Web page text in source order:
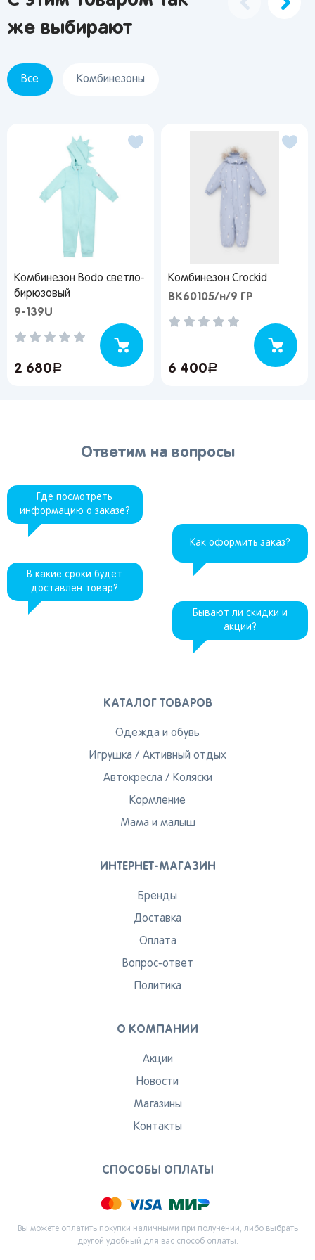
же выбирают
Все Комбинезоны
Комбинезон Bodo светло-
бирюзовый
9-139U
2 680руб.
Комбинезон Crockid
ВК60105/н/9 ГР
6 400руб.
Ответим на вопросы
Где посмотреть
информацию о заказе?
Как оформить заказ?
В какие сроки будет
доставлен товар?
Бывают ли скидки и
акции?
КАТАЛОГ ТОВАРОВ
Одежда и обувь
Игрушка / Активный отдых
Автокресла / Коляски
Кормление
Мама и малыш
ИНТЕРНЕТ-МАГАЗИН
Бренды
Доставка
Оплата
Вопрос-ответ
Политика
О КОМПАНИИ
Акции
Новости
Магазины
Контакты
СПОСОБЫ ОПЛАТЫ
Вы можете оплатить покупки наличными при получении, либо выбрать
другой удобный для вас способ оплаты.